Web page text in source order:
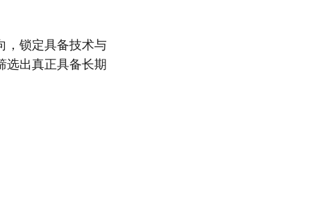
，锁定具备技术与
选出真正具备长期